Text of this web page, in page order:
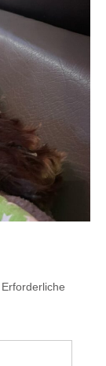
Erforderliche